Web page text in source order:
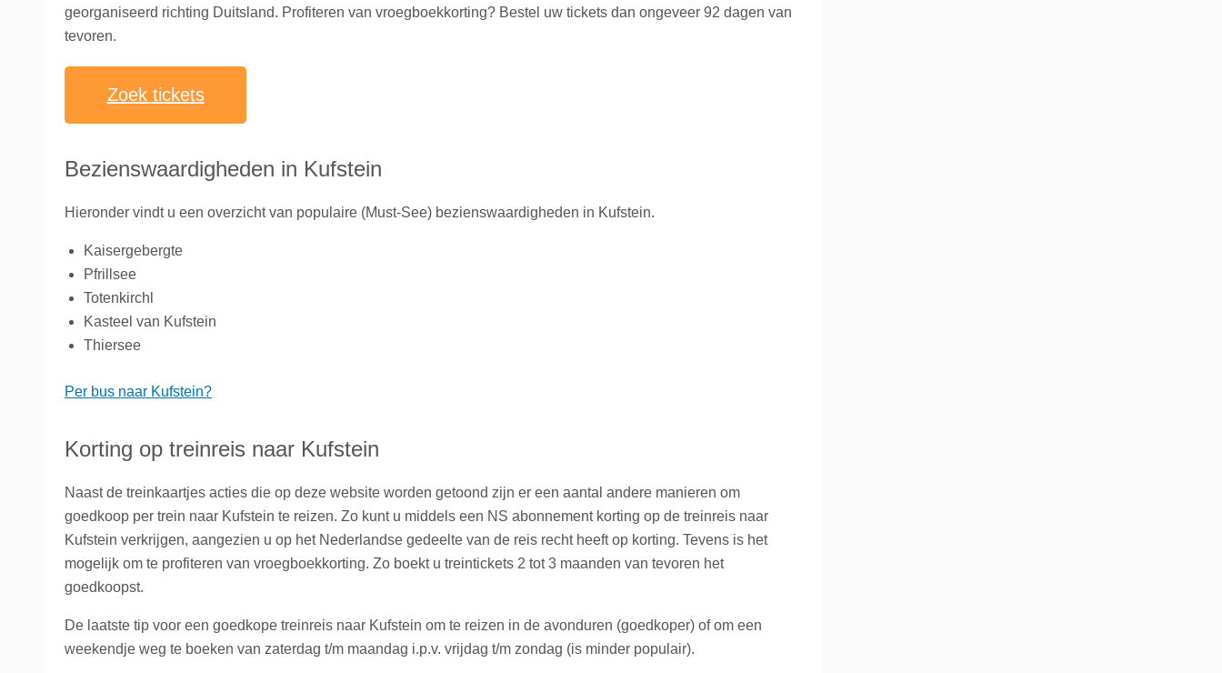
georganiseerd richting Duitsland. Profiteren van vroegboekkorting? Bestel uw tickets dan ongeveer 92 dagen van
tevoren.
Zoek tickets
Bezienswaardigheden in Kufstein
Hieronder vindt u een overzicht van populaire (Must-See) bezienswaardigheden in Kufstein.
Kaisergebergte
Pfrillsee
Totenkirchl
Kasteel van Kufstein
Thiersee
Per bus naar Kufstein?
Korting op treinreis naar Kufstein
Naast de treinkaartjes acties die op deze website worden getoond zijn er een aantal andere manieren om
goedkoop per trein naar Kufstein te reizen. Zo kunt u middels een NS abonnement korting op de treinreis naar
Kufstein verkrijgen, aangezien u op het Nederlandse gedeelte van de reis recht heeft op korting. Tevens is het
mogelijk om te profiteren van vroegboekkorting. Zo boekt u treintickets 2 tot 3 maanden van tevoren het
goedkoopst.
De laatste tip voor een goedkope treinreis naar Kufstein om te reizen in de avonduren (goedkoper) of om een
weekendje weg te boeken van zaterdag t/m maandag i.p.v. vrijdag t/m zondag (is minder populair).